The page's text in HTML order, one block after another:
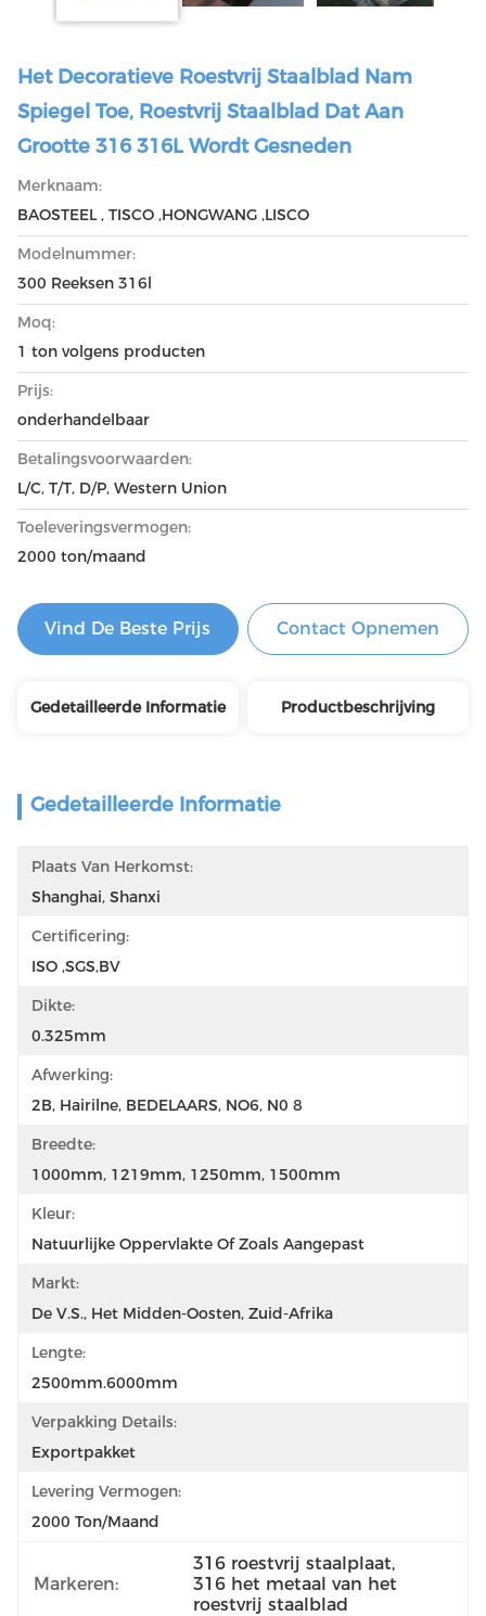
Het Decoratieve Roestvrij Staalblad Nam
Spiegel Toe, Roestvrij Staalblad Dat Aan
Grootte 316 316L Wordt Gesneden
Merknaam:
BAOSTEEL , TISCO ,HONGWANG ,LISCO
Modelnummer:
300 Reeksen 316l
Moq:
1 ton volgens producten
Prijs:
onderhandelbaar
Betalingsvoorwaarden:
L/C, T/T, D/P, Western Union
Toeleveringsvermogen:
2000 ton/maand
Vind De Beste Prijs Contact Opnemen
Gedetailleerde Informatie Productbeschrijving
Gedetailleerde Informatie
Plaats Van Herkomst:
Shanghai, Shanxi
Certificering:
ISO ,SGS,BV
Dikte:
0.325mm
Afwerking:
2B, Hairilne, BEDELAARS, NO6, N0 8
Breedte:
1000mm, 1219mm, 1250mm, 1500mm
Kleur:
Natuurlijke Oppervlakte Of Zoals Aangepast
Markt:
De V.S., Het Midden-Oosten, Zuid-Afrika
Lengte:
2500mm.6000mm
Verpakking Details:
Exportpakket
Levering Vermogen:
2000 Ton/maand
Markeren:
316 roestvrij staalplaat,
316 het metaal van het
roestvrij staalblad